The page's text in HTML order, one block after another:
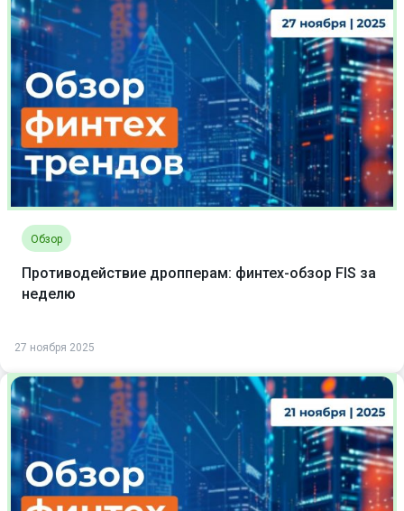
Обзор
Противодействие дропперам: финтех-обзор FIS за
неделю
27 ноября 2025